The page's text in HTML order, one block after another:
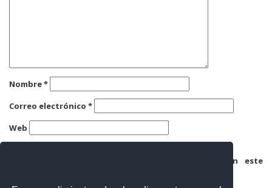
Nombre*
Correo electrónico *
Web
Guarda mi nombre, correo electrónico y web en este